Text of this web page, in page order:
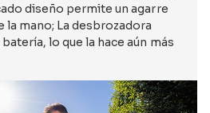
diseño permite un agarre
mano; La desbrozadora
lo que la hace aún más